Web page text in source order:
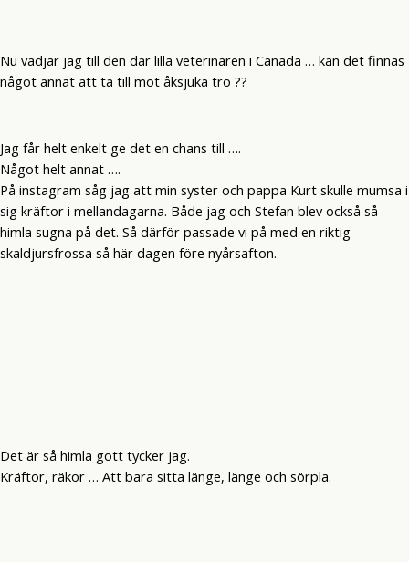
Nu vädjar jag till den där lilla veterinären i Canada … kan det finnas
något annat att ta till mot åksjuka tro ??
Jag får helt enkelt ge det en chans till ….
Något helt annat ….
På instagram såg jag att min syster och pappa Kurt skulle mumsa i
sig kräftor i mellandagarna. Både jag och Stefan blev också så
himla sugna på det. Så därför passade vi på med en riktig
skaldjursfrossa så här dagen före nyårsafton.
Det är så himla gott tycker jag.
Kräftor, räkor … Att bara sitta länge, länge och sörpla.